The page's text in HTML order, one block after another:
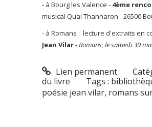
- à Bourg les Valence - 4ème
musical Quai Thannaron - 26500
- à Romans : lecture d'extraits en
Jean Vilar-Romans, le samedi 30
Lien permanent
du livre
Tags :
poésie jean vilar, romans